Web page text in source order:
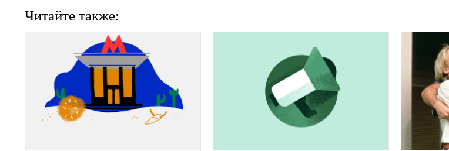
Читайте также: